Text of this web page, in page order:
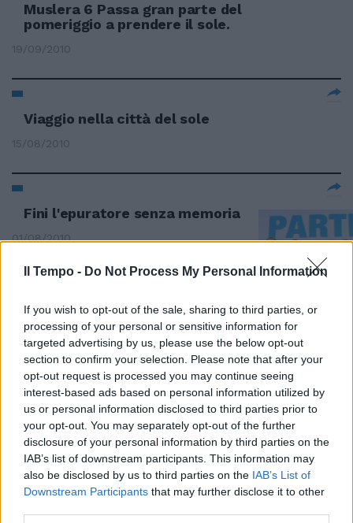
Il Tempo - Do Not Process My Personal Information
If you wish to opt-out of the sale, sharing to third parties, or
processing of your personal or sensitive information for
targeted advertising by us, please use the below opt-out
section to confirm your selection. Please note that after your
opt-out request is processed you may continue seeing
interest-based ads based on personal information utilized by
us or personal information disclosed to third parties prior to
your opt-out. You may separately opt-out of the further
disclosure of your personal information by third parties on the
IAB’s list of downstream participants. This information may
also be disclosed by us to third parties on the IAB’s List of
Downstream Participants that may further disclose it to other
Muslera 6 Passa gran parte del
pomeriggio a prendere il sole.
19/09/2010
Viaggio nella città del sole
15/08/2010
Fini l'epuratore senza memoria
01/08/2010
Damiana Verucci Quello che più
temevano i commercianti
romani, dopo una stagione non
certo positiva per le vendite, era
il caldo afoso di questo
weekend, nemico numero uno
delle passeggiate sotto al sole a
caccia di saldi.
04/07/2010